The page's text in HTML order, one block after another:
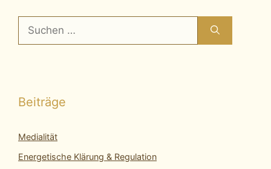
nach:
Beiträge
Medialität
Energetische Klärung & Regulation